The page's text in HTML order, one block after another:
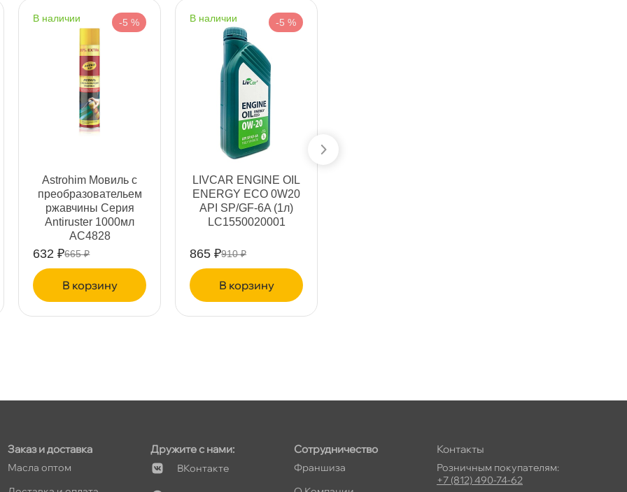
наличии -5 %
Astrohim Мовиль с
преобразовательем
ржавчины Серия
Antiruster 1000мл
AC4828
632 ₽665 ₽
корзину
наличии -5 %
LIVCAR ENGINE OIL
ENERGY ECO 0W20
API SP/GF-6A (1л)
LC1550020001
865 ₽910 ₽
корзину
Заказ и доставка
Масла оптом
Дружите с нами:
Контакте
Сотрудничество
Франшиза
Контакты
Розничным покупателям:
+7 (812) 490-74-62